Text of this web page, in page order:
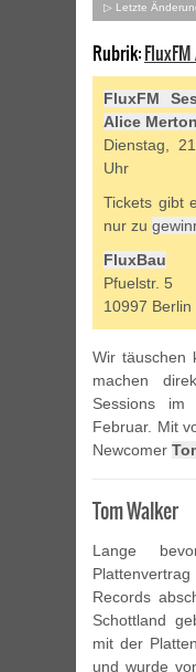
▷ Letzte
Rubrik:
FluxFM
Alice Merton
Dienstag,
Uhr
Tickets gibt
nur zu
FluxBau
Pfuelstr. 5
10997 Berlin
Wir täuschen
machen
Sessions im
Februar. Mit
Newcomer
Tom Walker
Lange
Records
Schottland
mit der
und wurde